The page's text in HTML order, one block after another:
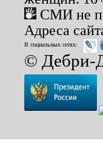
СМИ не
Адреса
В социальных сетях:
© Дебри-